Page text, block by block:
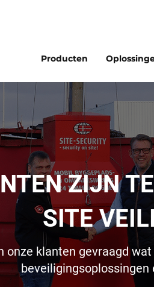
Producten
ZIJN
SITE
onze klanten gevraagd
beveiligingsoplossingen